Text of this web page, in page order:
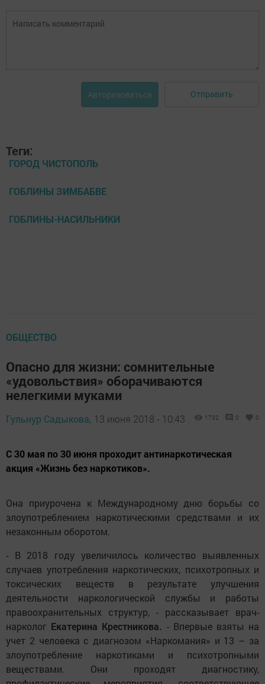
Авторизоваться Отправить
Теги:
ГОРОД ЧИСТОПОЛЬ
ГОБЛИНЫ ЗИМБАБВЕ
ГОБЛИНЫ-НАСИЛЬНИКИ
ОБЩЕСТВО
Опасно для жизни: сомнительные
«удовольствия» оборачиваются
нелегкими муками
Гульнур Садыкова, 13 июня 2018 - 10:43 1732 0 0
С 30 мая по 30 июня проходит антинаркотическая
акция «Жизнь без наркотиков».
Она приурочена к Международному дню борьбы со
злоупотреблением наркотическими средствами и их
незаконным оборотом.
- В 2018 году увеличилось количество выявленных
случаев употребления наркотических, психотропных и
токсических веществ в результате улучшения
деятельности наркологической службы и работы
правоохранительных структур, - рассказывает врач-
нарколог Екатерина Крестникова. - Впервые взяты на
учет 2 человека с диагнозом «Наркомания» и 13 – за
злоупотребление наркотиками и психотропными
веществами. Они проходят диагностику,